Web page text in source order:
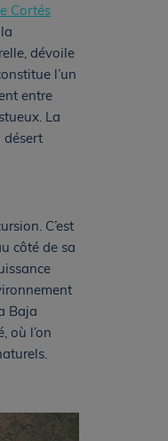
Cortés
dévoile
l’un
entre
La
désert
C’est
côté de sa
Baja
où l’on